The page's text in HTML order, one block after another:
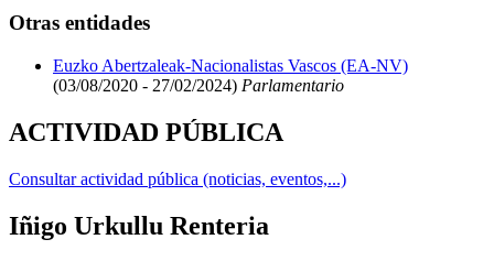
Otras entidades
Euzko Abertzaleak-Nacionalistas Vascos (EA-NV)
(03/08/2020 - 27/02/2024) Parlamentario
ACTIVIDAD PÚBLICA
Consultar actividad pública (noticias, eventos,...)
Iñigo Urkullu Renteria